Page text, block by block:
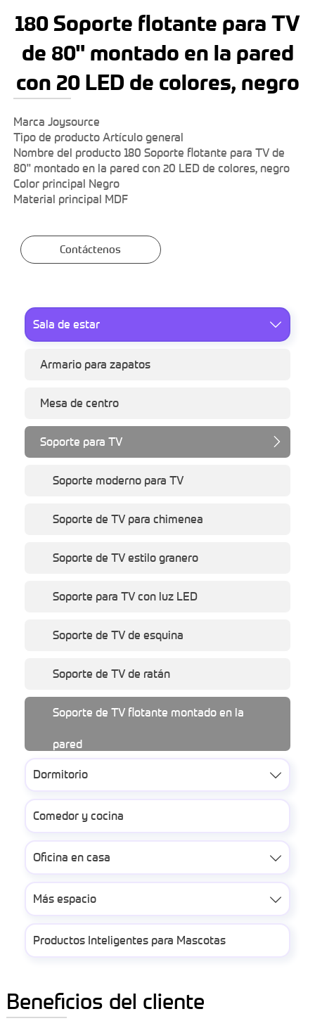
180 Soporte flotante para TV
de 80" montado en la pared
con 20 LED de colores, negro
Marca Joysource
Tipo de producto Artículo general
Nombre del producto 180 Soporte flotante para TV de
80" montado en la pared con 20 LED de colores, negro
Color principal Negro
Material principal MDF
Contáctenos
Sala de estar 
Armario para zapatos
Mesa de centro
Soporte para TV 
Soporte moderno para TV
Soporte de TV para chimenea
Soporte de TV estilo granero
Soporte para TV con luz LED
Soporte de TV de esquina
Soporte de TV de ratán
Soporte de TV flotante montado en la
pared
Dormitorio 
Comedor y cocina
Oficina en casa 
Más espacio 
Productos Inteligentes para Mascotas
Beneficios del cliente